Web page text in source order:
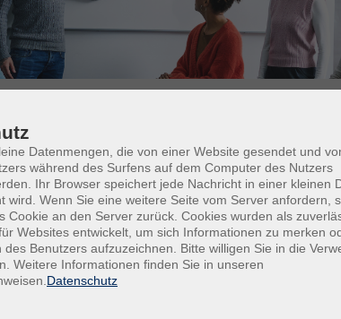
Tageszeiten
Datenmengen, die von einer Website gesendet und
während des Surfens auf dem Computer des Nutzers
Ihr Browser speichert jede Nachricht in einer kleinen
wird. Wenn Sie eine weitere Seite vom Server anfordern,
Cookie an den Server zurück. Cookies wurden als
Websites entwickelt, um sich Informationen zu merken
des Benutzers aufzuzeichnen. Bitte willigen Sie in die
Weitere Informationen finden Sie in unseren
Datenschutz